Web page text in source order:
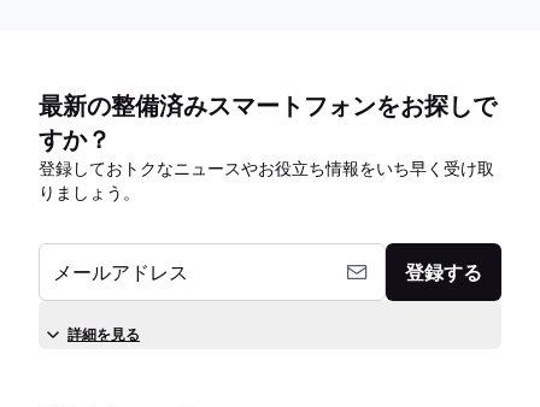
最新の整備済みスマートフォンをお探しで
すか？
登録しておトクなニュースやお役立ち情報をいち早く受け取
りましょう。
メールアドレス 登録する
詳細を見る